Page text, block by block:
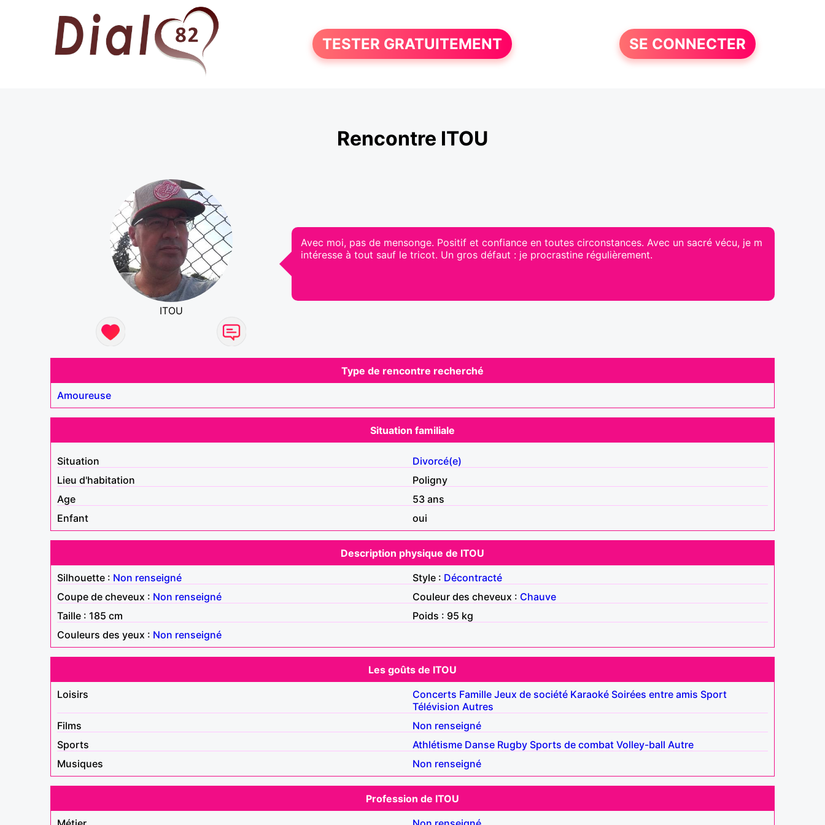
TESTER GRATUITEMENT SE CONNECTER
Rencontre ITOU
ITOU
Avec moi, pas de mensonge. Positif et confiance en toutes circonstances. Avec un sacré vécu, je m
intéresse à tout sauf le tricot. Un gros défaut : je procrastine régulièrement.
Type de rencontre recherché
Amoureuse
Situation familiale
Situation
Divorcé(e)
Lieu d'habitation
Poligny
Age
53 ans
Enfant
oui
Description physique de ITOU
Silhouette : Non renseigné Style : Décontracté
Coupe de cheveux : Non renseigné Couleur des cheveux : Chauve
Taille : 185 cm
Poids : 95 kg
Couleurs des yeux : Non renseigné
Les goûts de ITOU
Loisirs
Concerts Famille Jeux de société Karaoké Soirées entre amis Sport
Télévision Autres
Films
Non renseigné
Sports
Athlétisme Danse Rugby Sports de combat Volley-ball Autre
Musiques
Non renseigné
Profession de ITOU